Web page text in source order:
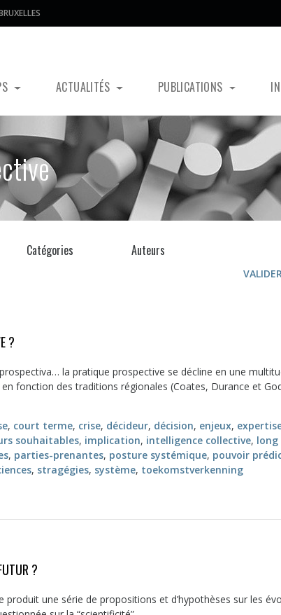
ACTUALITÉS PUBLICATIONS
Catégories Auteurs
?
la pratique prospective se décline en une
fonction des traditions régionales (Coates, Durance et
, court terme, crise, décideur, décision, enjeux,
souhaitables, implication, intelligence collective,
, parties-prenantes, posture systémique, pouvoir
, stragégies, système, toekomstverkenning
?
une série de propositions et d’hypothèses sur les